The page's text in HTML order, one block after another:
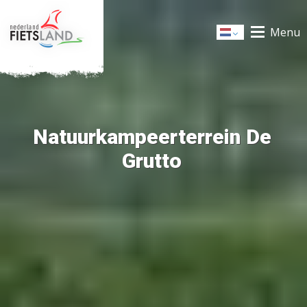
Dutch Menu
Natuurkampeerterrein De
Grutto